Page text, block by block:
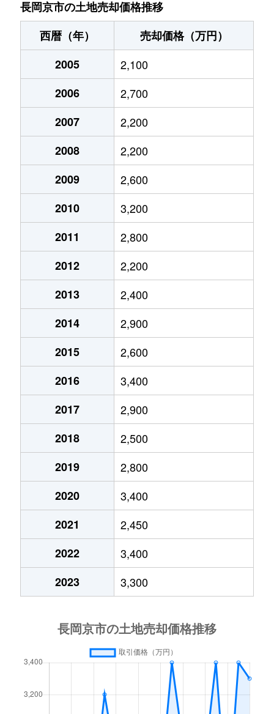
滝ノ町 380万円 西向日
徒歩14
滝ノ町
700万円 西向日
徒歩14
長法寺
3,000万円 長岡天神
徒歩21
長法寺
2,000万円 長岡天神
徒歩25
長法寺
2,200万円 長岡天神
徒歩23
長法寺
3,700万円 長岡天神
徒歩19
長法寺
2,500万円 長岡天神
徒歩21
長法寺
2,600万円 長岡天神
徒歩21
長法寺
2,200万円 長岡天神
徒歩23
天神
6,000万円 長岡天神
徒歩11
天神
1,600万円 長岡天神
徒歩13
天神
8,300万円 長岡天神
徒歩13
天神
4,000万円 長岡天神
徒歩15
天神
2,100万円 長岡天神
徒歩12
2,400万円
5,500万円
東和苑
2,200万円
4,300万円
3,400万円 西山天王山
友岡
2,800万円 西山天王山
徒歩10
友岡
20,000万円 西山天王山
徒歩5分
長岡京市の土地売却価格推移
西暦（年）
売却価格（万円）
2005
2,100
2006
2,700
2007
2,200
2008
2,200
2009
2,600
2010
3,200
2011
2,800
2012
2,200
2013
2,400
2014
2,900
2015
2,600
2016
3,400
2017
2,900
2018
2,500
2019
2,800
2020
3,400
2021
2,450
2022
3,400
2023
3,300